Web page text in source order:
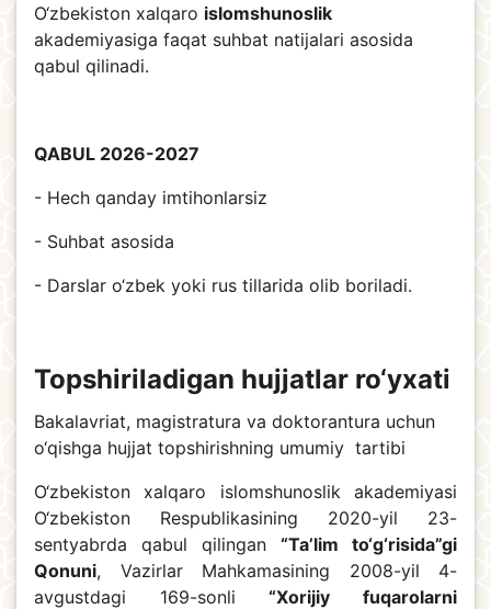
O‘zbekiston xalqaro islomshunoslik
akademiyasiga faqat suhbat natijalari asosida
qabul qilinadi.
QABUL 2026-2027
- Hech qanday imtihonlarsiz
- Suhbat asosida
- Darslar o‘zbek yoki rus tillarida olib boriladi.
Topshiriladigan hujjatlar ro‘yxati
Bakalavriat, magistratura va doktorantura uchun
o‘qishga hujjat topshirishning umumiy tartibi
O‘zbekiston xalqaro islomshunoslik akademiyasi
O‘zbekiston Respublikasining 2020-yil 23-
sentyabrda qabul qilingan “Ta’lim to‘g‘risida”gi
Qonuni, Vazirlar Mahkamasining 2008-yil 4-
avgustdagi 169-sonli “Xorijiy fuqarolarni